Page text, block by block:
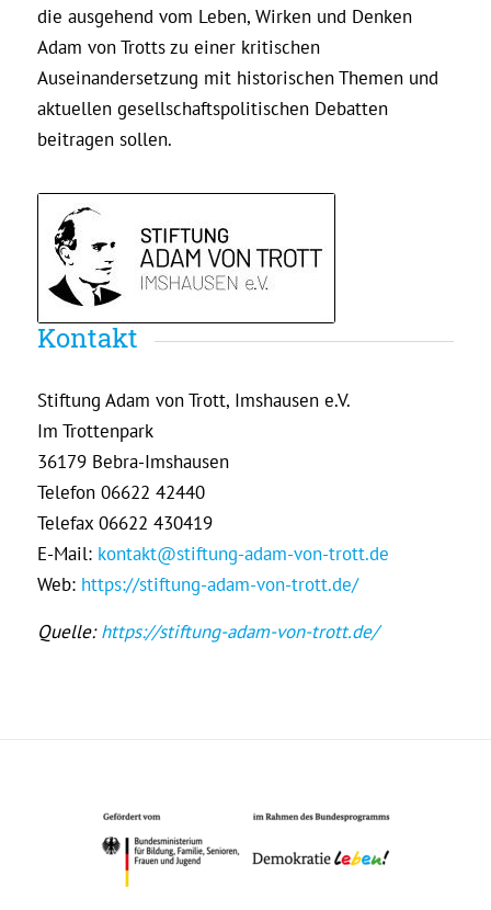
die ausgehend vom Leben, Wirken und Denken
Adam von Trotts zu einer kritischen
Auseinandersetzung mit historischen Themen und
aktuellen gesellschaftspolitischen Debatten
beitragen sollen.
Kontakt
Stiftung Adam von Trott, Imshausen e.V.
Im Trottenpark
36179 Bebra-Imshausen
Telefon 06622 42440
Telefax 06622 430419
E-Mail: kontakt@stiftung-adam-von-trott.de
Web: https://stiftung-adam-von-trott.de/
Quelle:https://stiftung-adam-von-trott.de/